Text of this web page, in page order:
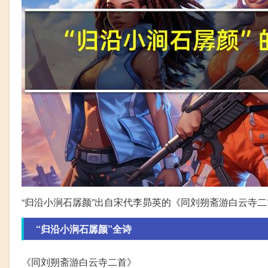
“归沿小涧石孱颜”出自宋代李昴英的《同刘朔斋游白云寺
“归沿小涧石孱颜”全诗
《同刘朔斋游白云寺二首》